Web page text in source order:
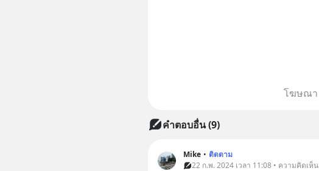
โฆษณา
คำตอบอื่น(9)
Mike • ติดตาม
22 ก.พ. 2024 เวลา 11:08 • ความคิดเห็น